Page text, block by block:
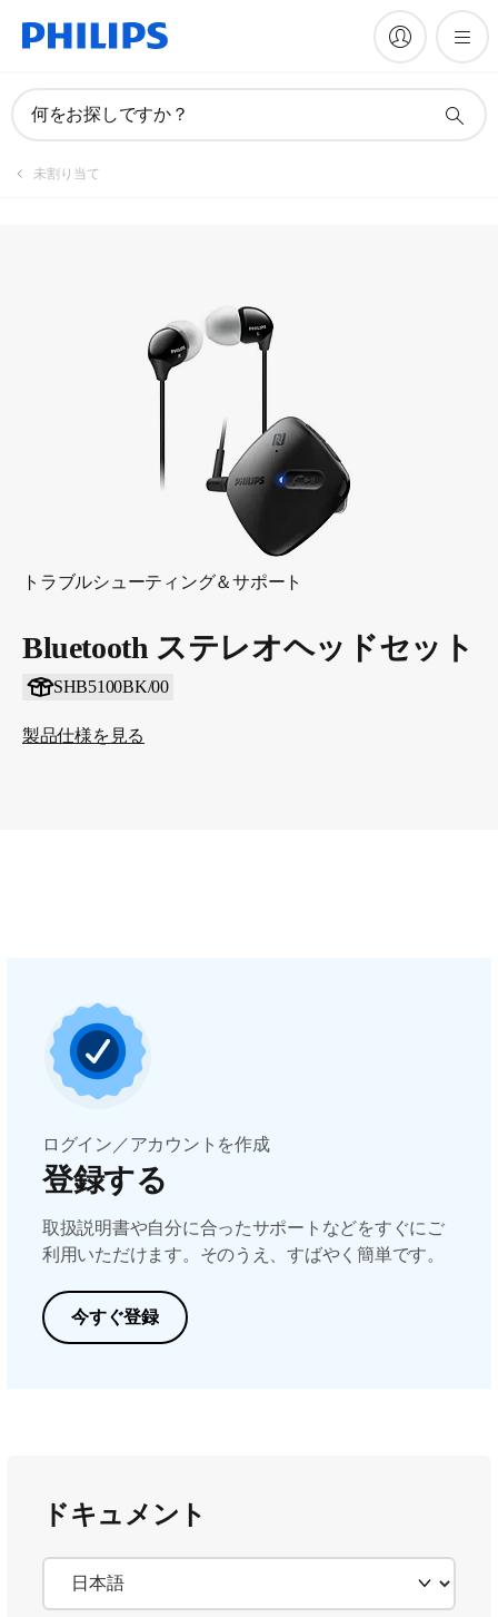
何をお探しですか？
未割り当て
トラブルシューティング＆サポート
Bluetooth ステレオヘッドセット
SHB5100BK/00
製品仕様を見る
製品を登録
ログイン／アカウントを作成
登録する
取扱説明書や自分に合ったサポートなどをすぐにご
利用いただけます。そのうえ、すばやく簡単です。
今すぐ登録
ドキュメント